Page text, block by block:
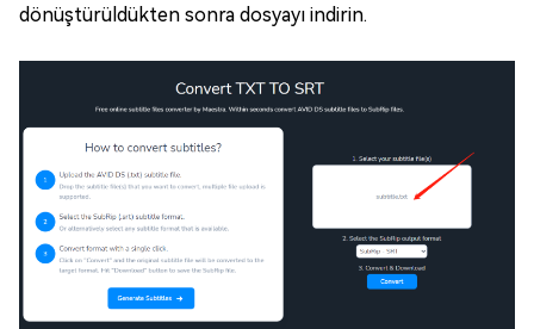
dönüştürüldükten sonra dosyayı indirin.